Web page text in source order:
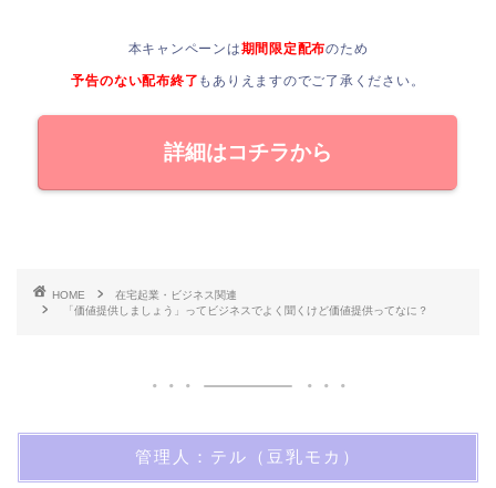
本キャンペーンは期間限定配布のため
予告のない配布終了 もありえますのでご了承ください。
詳細はコチラから
HOME
在宅起業・ビジネス関連
「価値提供しましょう」ってビジネスでよく聞くけど価値提供ってなに？
管理人：テル（豆乳モカ）